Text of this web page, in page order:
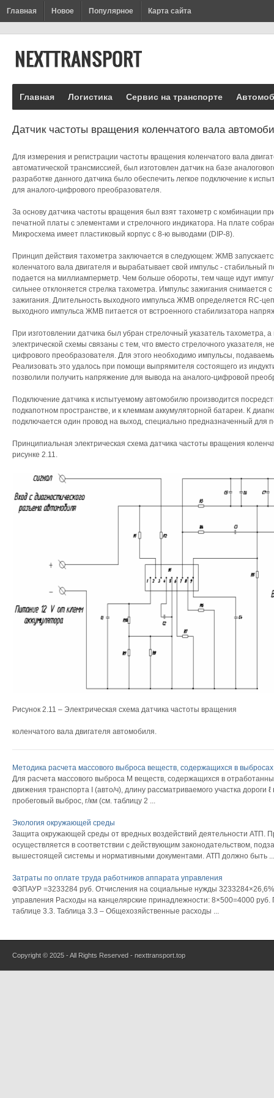
Главная Новое Популярное Карта сайта
Главная Логистика Сервис на транспорте
Датчик частоты вращения коленчатого вала
Для измерения и регистрации частоты вращения коленчатого вала
автоматической трансмиссией, был изготовлен датчик на базе
разработке данного датчика было обеспечить легкое подключение к
для аналого-цифрового преобразователя.
За основу датчика частоты вращения был взят тахометр с комбинации
печатной платы с элементами и стрелочного индикатора. На плате
Микросхема имеет пластиковый корпус с 8-ю выводами (DIP-8).
Принцип действия тахометра заключается в следующем: ЖМВ
коленчатого вала двигателя и вырабатывает свой импульс - стабильный
подается на миллиамперметр. Чем больше обороты, тем чаще идут
сильнее отклоняется стрелка тахометра. Импульс зажигания снимается
зажигания. Длительность выходного импульса ЖМВ определяется RC-
выходного импульса ЖМВ питается от встроенного стабилизатора
При изготовлении датчика был убран стрелочный указатель тахометра,
электрической схемы связаны с тем, что вместо стрелочного
цифрового преобразователя. Для этого необходимо импульсы,
Реализовать это удалось при помощи выпрямителя состоящего из
позволили получить напряжение для вывода на аналого-цифровой
Подключение датчика к испытуемому автомобилю производится
подкапотном пространстве, и к клеммам аккумуляторной батареи. К
подключается один провод на выход, специально предназначенный для
Принципиальная электрическая схема датчика частоты вращения
рисунке 2.11.
Рисунок 2.11 – Электрическая схема датчика частоты вращения
коленчатого вала двигателя автомобиля.
Методика расчета массового выброса веществ, содержащихся в
Для расчета массового выброса М веществ, содержащихся в
движения транспорта І (авто/ч), длину рассматриваемого участка
пробеговый выброс, г/км (см. таблицу 2 ...
Экология окружающей среды
Защита окружающей среды от вредных воздействий деятельности АТП.
осуществляется в соответствии с действующим законодательством,
вышестоящей системы и нормативными документами. АТП должно быть ...
Затраты по оплате труда работников аппарата управления
ФЗПАУР =3233284 руб. Отчисления на социальные нужды
управления Расходы на канцелярские принадлежности: 8×500=4000
таблице 3.3. Таблица 3.3 – Общехозяйственные расходы ...
Copyright © 2025 - All Rights Reserved - nexttransport.top